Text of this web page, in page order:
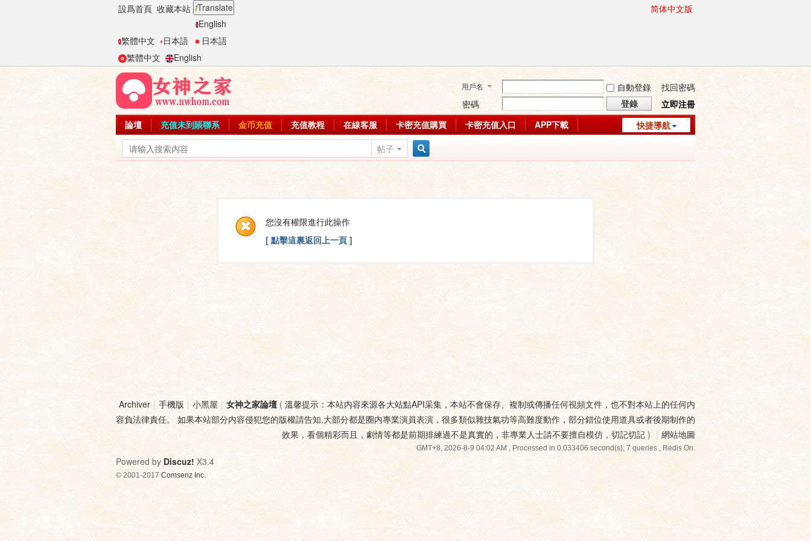
設爲首頁 收藏本站 Translate
English
繁體中文
日本語
日本語
繁體中文
English
简体中文版
用戶名 自動登錄
找回密碼
密碼
登錄
立即注冊
快捷導航
論壇 充值未到賬聯系 金币充值 充值教程 在線客服 卡密充值購買 卡密充值入口
APP下載
帖子
您沒有權限進行此操作
[ 點擊這裏返回上一頁 ]
Archiver | 手機版 | 小黑屋 | 女神之家論壇 ( 溫馨提示：本站内容來源各大站點API采集，本站不會保存、複制或傳播任何視頻文件，也不對本站上的任何内
容負法律責任。 如果本站部分内容侵犯您的版權請告知,大部分都是圈内專業演員表演，很多類似雜技氣功等高難度動作，部分錯位使用道具或者後期制作的
效果，看個精彩而且，劇情等都是前期排練過不是真實的，非專業人士請不要擅自模仿，切記切記 ) | 網站地圖
GMT+8, 2026-8-9 04:02 AM, Processed in 0.033406 second(s), 7 queries , Redis On.
Powered by Discuz! X3.4
© 2001-2017 Comsenz Inc.